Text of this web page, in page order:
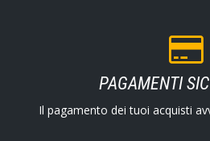
PAGAMENTI
Il pagamento dei tuoi acquisti